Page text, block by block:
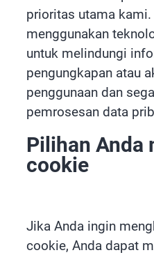
prioritas utama
menggunakan
untuk melindungi
pengungkapan atau
penggunaan dan
pemrosesan data
Pilihan Anda
cookie
Jika Anda ingin
cookie, Anda dapat